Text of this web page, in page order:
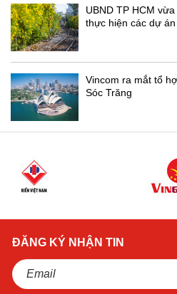
UBND TP HCM
thực hiện các dự
Vincom ra mắt tổ
Sóc Trăng
ĐĂNG KÝ NHẬN TIN